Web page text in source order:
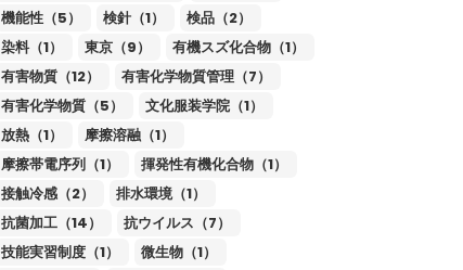
機能性（5）
検針（1）
検品（2）
染料（1）
東京（9）
有機スズ化合物（1）
有害物質（12）
有害化学物質管理（7）
有害化学物質（5）
文化服装学院（1）
放熱（1）
摩擦溶融（1）
摩擦帯電序列（1）
揮発性有機化合物（1）
接触冷感（2）
排水環境（1）
抗菌加工（14）
抗ウイルス（7）
技能実習制度（1）
微生物（1）